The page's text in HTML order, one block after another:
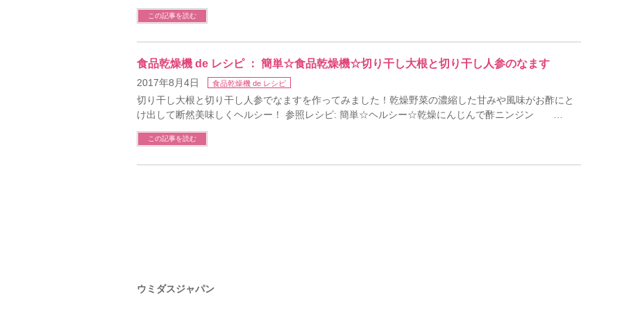
この記事を読む
食品乾燥機 de レシピ ： 簡単☆食品乾燥機☆切り干し大根と切り干し人参のなます
2017年8月4日 食品乾燥機 de レシピ
切り干し大根と切り干し人参でなますを作ってみました！乾燥野菜の濃縮した甘みや風味がお酢にと
け出して断然美味しくヘルシー！ 参照レシピ: 簡単☆ヘルシー☆乾燥にんじんで酢ニンジン …
この記事を読む
ウミダスジャパン